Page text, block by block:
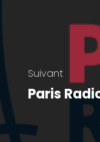
Suivant
Paris